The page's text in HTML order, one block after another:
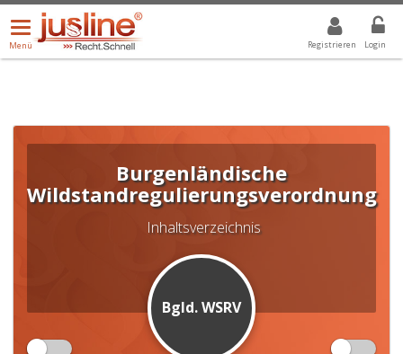
Registrieren Login
Menü
öffnen/schließen
Menü
ALLE DROPDOWN: GEWÄHLTER WERT IST ALLE
Burgenländische
Wildstandregulierungsverordnung
Inhaltsverzeichnis
Bgld. WSRV